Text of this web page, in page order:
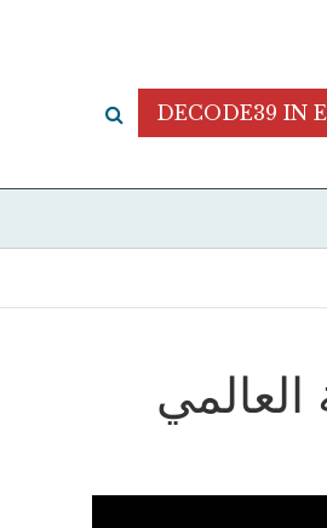
DECODE39 IN